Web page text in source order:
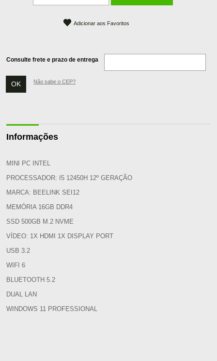
Adicionar aos Favoritos
Consulte frete e prazo de entrega
Não sabe o CEP?
Informações
MINI PC INTEL
PROCESSADOR: I5 12450H 12º GERAÇÃO
MARCA: BEELINK SEI12
MEMÓRIA 16GB DDR4
SSD 500GB M.2 NVME
VÍDEO: 1X HDMI 1X DISPLAY PORT
USB 3.2
WIFI 6
BLUETOOTH 5.2
DUAL LAN
WINDOWS 11 PROFESSIONAL